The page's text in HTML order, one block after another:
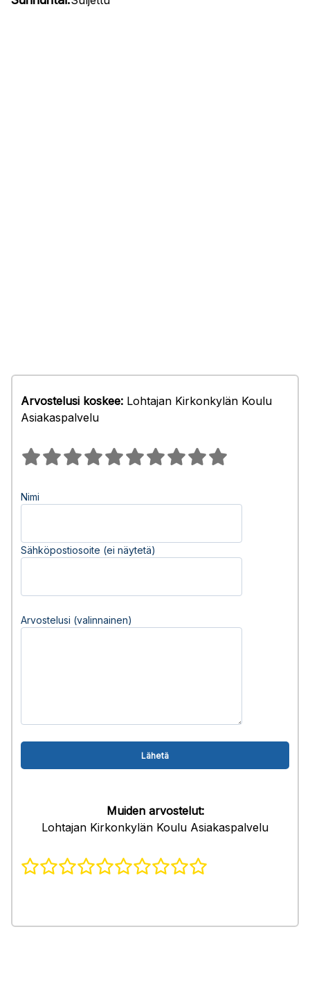
Arvostelusi koskee: Lohtajan Kirkonkylän Koulu
Asiakaspalvelu
Nimi
Sähköpostiosoite (ei näytetä)
Arvostelusi (valinnainen)
Muiden arvostelut:
Lohtajan Kirkonkylän Koulu Asiakaspalvelu